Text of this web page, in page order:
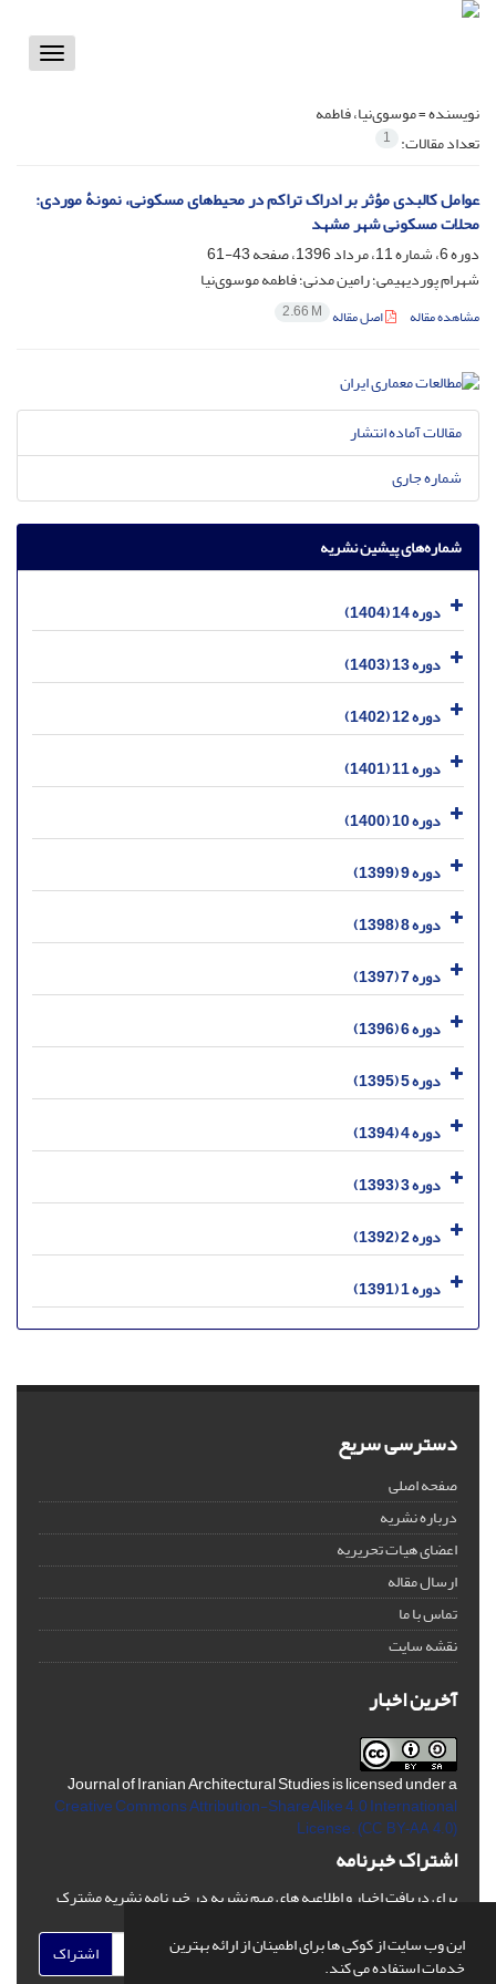
این وب سایت از کوکی ها برای اطمینان از ارائه بهترین
خدمات استفاده می کند.
Toggle
نویسنده =موسوی‌نیا، فاطمه
تعداد مقالات: 1
عوامل کالبدی مؤثر بر ادراک تراکم در محیط‌های مسکونی، نمونۀ موردی:
محلات مسکونی شهر مشهد
دوره 6، شماره 11، مرداد 1396، صفحه
43-61
شهرام پوردیهیمی؛ رامین مدنی؛ فاطمه موسوی‌نیا
مشاهده مقاله اصل مقاله 2.66 M
مقالات آماده انتشار
شماره جاری
شماره‌های پیشین نشریه
دوره 14 (1404)
دوره 13 (1403)
دوره 12 (1402)
دوره 11 (1401)
دوره 10 (1400)
دوره 9 (1399)
دوره 8 (1398)
دوره 7 (1397)
دوره 6 (1396)
دوره 5 (1395)
دوره 4 (1394)
دوره 3 (1393)
دوره 2 (1392)
دوره 1 (1391)
دسترسی سریع
صفحه اصلی
درباره نشریه
اعضای هیات تحریریه
ارسال مقاله
تماس با ما
نقشه سایت
آخرین اخبار
Journal of Iranian Architectural Studies is licensed under a
Creative Commons Attribution-ShareAlike 4.0 International
License. (CC BY-AA 4.0)
اشتراک خبرنامه
برای دریافت اخبار و اطلاعیه های مهم نشریه در خبرنامه نشریه مشترک
اشتراک